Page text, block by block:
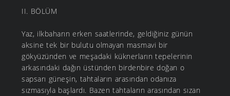
II. BÖLÜM
Yaz, ilkbaharın erken saatlerinde, geldiğiniz günün
aksine tek bir bulutu olmayan masmavi bir
gökyüzünden ve meşadaki küknerların tepelerinin
arkasındaki dağın üstünden birdenbire doğan o
sapsarı güneşin, tahtaların arasından odanıza
sızmasıyla başlardı. Bazen tahtaların arasından sızan